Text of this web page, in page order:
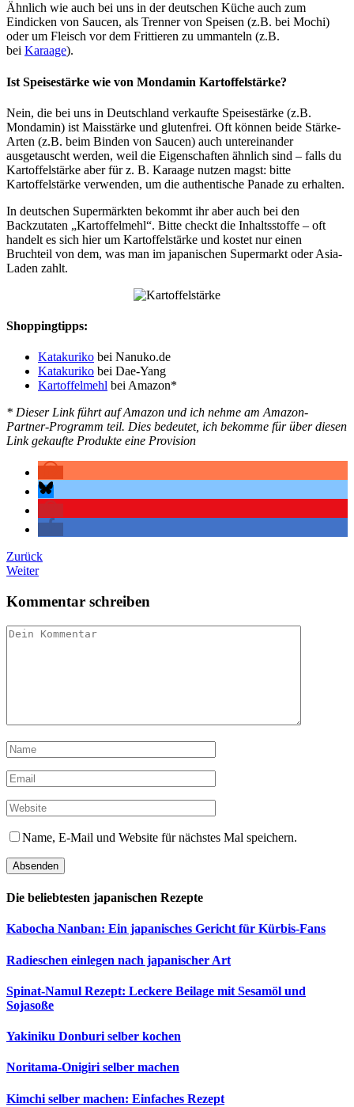
Ähnlich wie auch bei uns in der deutschen Küche auch zum
Eindicken von Saucen, als Trenner von Speisen (z.B. bei Mochi)
oder um Fleisch vor dem Frittieren zu ummanteln (z.B.
bei Karaage).
Ist Speisestärke wie von Mondamin Kartoffelstärke?
Nein, die bei uns in Deutschland verkaufte Speisestärke (z.B.
Mondamin) ist Maisstärke und glutenfrei. Oft können beide Stärke-
Arten (z.B. beim Binden von Saucen) auch untereinander
ausgetauscht werden, weil die Eigenschaften ähnlich sind – falls du
Kartoffelstärke aber für z. B. Karaage nutzen magst: bitte
Kartoffelstärke verwenden, um die authentische Panade zu erhalten.
In deutschen Supermärkten bekommt ihr aber auch bei den
Backzutaten „Kartoffelmehl“. Bitte checkt die Inhaltsstoffe – oft
handelt es sich hier um Kartoffelstärke und kostet nur einen
Bruchteil von dem, was man im japanischen Supermarkt oder Asia-
Laden zahlt.
Shoppingtipps:
Katakuriko bei Nanuko.de
Katakuriko bei Dae-Yang
Kartoffelmehl bei Amazon*
* Dieser Link führt auf Amazon und ich nehme am Amazon-
Partner-Programm teil. Dies bedeutet, ich bekomme für über diesen
Link gekaufte Produkte eine Provision
Zurück
Weiter
Kommentar schreiben
Name, E-Mail und Website für nächstes Mal speichern.
Die beliebtesten japanischen Rezepte
Kabocha Nanban: Ein japanisches Gericht für Kürbis-Fans
Radieschen einlegen nach japanischer Art
Spinat-Namul Rezept: Leckere Beilage mit Sesamöl und
Sojasoße
Yakiniku Donburi selber kochen
Noritama-Onigiri selber machen
Kimchi selber machen: Einfaches Rezept